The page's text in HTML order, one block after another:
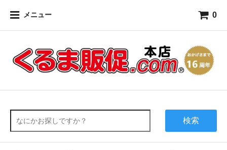
メニュー 0
検索